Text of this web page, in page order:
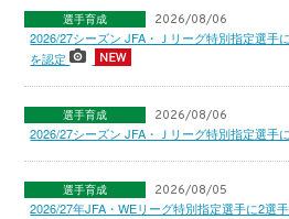
選手育成 2026/08/06
2026/27シーズン JFA・Ｊリーグ特別指定選手
を認定
選手育成 2026/08/06
2026/27シーズン JFA・Ｊリーグ特別指定選手
選手育成 2026/08/05
2026/27年JFA・WEリーグ特別指定選手に2選